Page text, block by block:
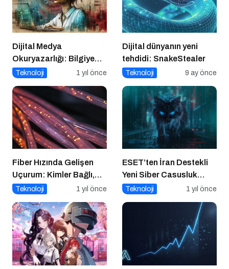
Dijital Medya
Okuryazarlığı: Bilgiye
Erişimde Sorumluluk ve
Teknoloji 1 yıl önce
Dijital dünyanın yeni
tehdidi: SnakeStealer
Teknoloji 9 ay önce
Fiber Hızında Gelişen
Uçurum: Kimler Bağlı,
Kimler Dışarıda
Teknoloji 1 yıl önce
ESET’ten İran Destekli
Yeni Siber Casusluk
Operasyonu Uyarısı
Teknoloji 1 yıl önce